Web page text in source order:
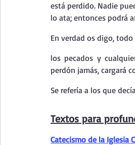
Meditaciones Semana Santa
está perdido. Nadie
lo ata; entonces podrá
En verdad os digo,
los pecados y
perdón jamás, cargará
Se refería a los que
Textos para
Catecismo de la Iglesia